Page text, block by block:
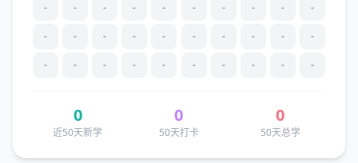
- - - - - - - - - -
- - - - - - - - - -
- - - - - - - - - -
0
近50天新学
0
50天打卡
0
50天总学